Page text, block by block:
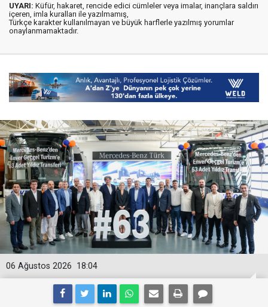
UYARI: Küfür, hakaret, rencide edici cümleler veya imalar, inançlara saldırı
içeren, imla kuralları ile yazılmamış,
Türkçe karakter kullanılmayan ve büyük harflerle yazılmış yorumlar
onaylanmamaktadır.
18:04
06 Ağustos 2026